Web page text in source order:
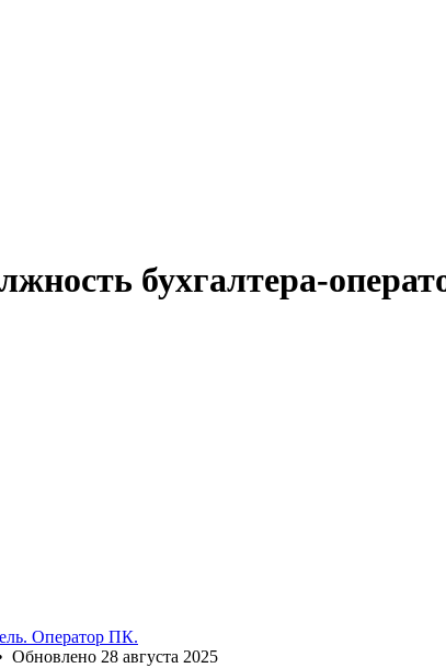
бухгалтера-
Оператор ПК.
Обновлено 28 августа 2025